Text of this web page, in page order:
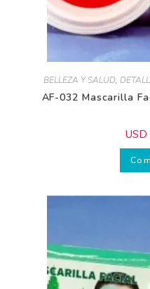
BELLEZA Y SALUD,
AF-032 Mascarilla
USD